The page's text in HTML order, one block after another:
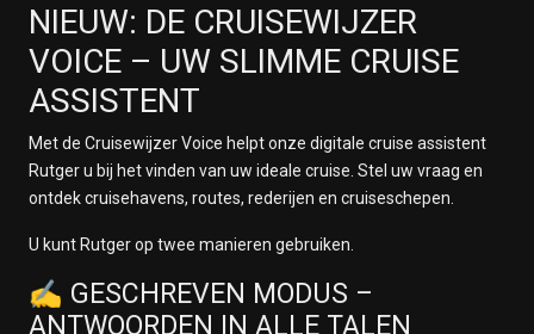
NIEUW: DE CRUISEWIJZER
VOICE – UW SLIMME CRUISE
ASSISTENT
Met de Cruisewijzer Voice helpt onze digitale cruise assistent
Rutger u bij het vinden van uw ideale cruise. Stel uw vraag en
ontdek cruisehavens, routes, rederijen en cruiseschepen.
U kunt Rutger op twee manieren gebruiken.
✍️ GESCHREVEN MODUS –
ANTWOORDEN IN ALLE TALEN